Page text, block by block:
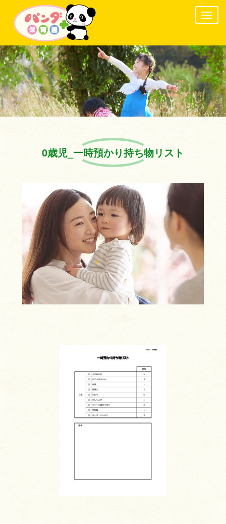
0歳児_一時預かり持ち物リスト